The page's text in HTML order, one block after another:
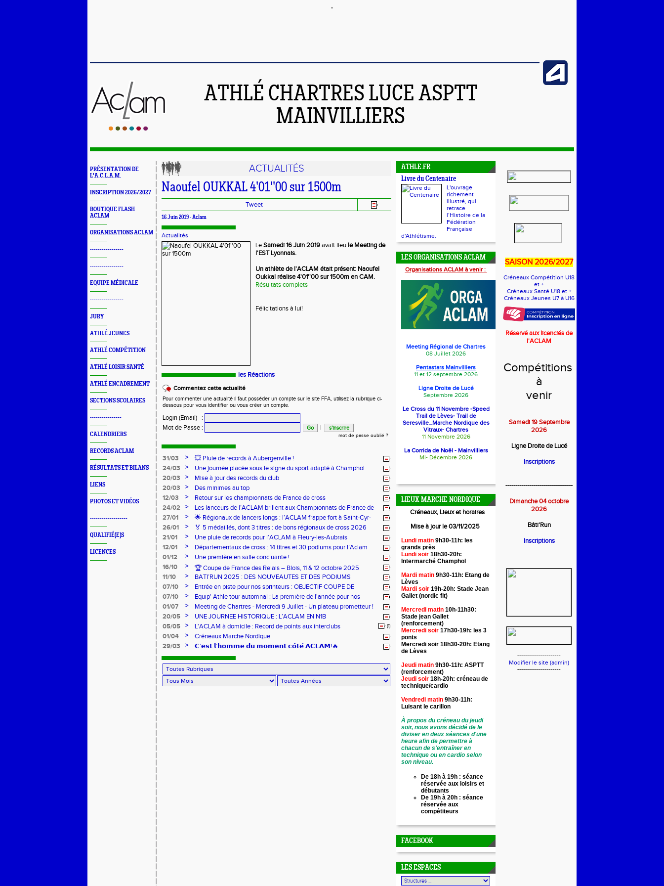
ATHLÉ CHARTRES LUCE ASPTT
MAINVILLIERS
PRÉSENTATION DE
L'A.C.L.A.M.
INSCRIPTION 2026/2027
BOUTIQUE FLASH
ACLAM
ORGANISATIONS ACLAM
-----------------
-----------------
EQUIPE MÉDICALE
-----------------
JURY
ATHLÉ JEUNES
ATHLÉ COMPÉTITION
ATHLÉ LOISIR SANTÉ
ATHLÉ ENCADREMENT
SECTIONS SCOLAIRES
----------------
CALENDRIERS
RECORDS ACLAM
RÉSULTATS ET BILANS
LIENS
PHOTOS ET VIDÉOS
-------------------
QUALIFIÉ(E)S
LICENCES
ACTUALITÉS
Naoufel OUKKAL 4'01''00 sur 1500m
Tweet
16 Juin 2019 -Aclam
Actualités
LeSamedi 16 Juin 2019avait lieu le Meeting de
l'EST Lyonnais.
Un athlète de l'ACLAM étaitprésent: Naoufel
Oukkal réalise 4'01''00sur 1500m en CAM.
Résultats complets
Félicitations à lui!
les Réactions
Commentez cette actualité
Pour commenter une actualité il faut posséder un compte sur le site FFA, utilisez la rubrique ci-
dessous pour vous identifier ou vous créer un compte.
Login (Email)
:
Mot de Passe : |
mot de passe oublié ?
31/03 >
💥 Pluie de records à Aubergenville !
24/03
>
Une journée placée sous le signe du sport adapté à Champhol
20/03
>
Mise à jour des records du club
20/03
>
Des minimes au top
12/03
>
Retour sur les championnats de France de cross
24/02
>
Les lanceurs de l’ACLAM brillent aux Championnats de France de
Lancers Longs à Nice
27/01 >
🌟 Régionaux de lancers longs : l’ACLAM frappe fort à Saint-Cyr-
sur-Loire
26/01 >
🏅 5 médaillés, dont 3 titres : de bons régionaux de cross 2026
pour l’Aclam !
21/01 >
Une pluie de records pour l’ACLAM à Fleury-les-Aubrais
12/01
>
Départementaux de cross : 14 titres et 30 podiums pour l’Aclam
01/12
>
Une première en salle concluante !
16/10
>
🏆 Coupe de France des Relais – Blois, 11 & 12 octobre 2025
11/10
>
BATI’RUN 2025 : DES NOUVEAUTES ET DES PODIUMS
07/10
>
Entrée en piste pour nos sprinteurs : OBJECTIF COUPE DE
FRANCE !
07/10 >
Equip' Athle tour automnal : La première de l'année pour nos
jeunes !
01/07 >
Meeting de Chartres - Mercredi 9 Juillet - Un plateau prometteur !
20/05
>
UNE JOURNEE HISTORIQUE : L’ACLAM EN N1B
05/05
> L'ACLAM à domicile : Record de points aux interclubs (1)
01/04 >
Créneaux Marche Nordique
29/03
> 𝗖’𝗲𝘀𝘁 𝗹’𝗵𝗼𝗺𝗺𝗲 𝗱𝘂 𝗺𝗼𝗺𝗲𝗻𝘁 𝗰𝗼̂𝘁𝗲́ 𝗔𝗖𝗟𝗔𝗠!🔥
ATHLE.FR
Livre du Centenaire
L'ouvrage
richement
illustré, qui
retrace
l’Histoire de la
Fédération
Française
d'Athlétisme.
LES ORGANISATIONS ACLAM
Organisations ACLAM à venir :
Meeting Régional de Chartres
08 Juillet 2026
Pentastars Mainvilliers
11 et 12 septembre 2026
Ligne Droite de Lucé
Septembre 2026
Le Cross du 11 Novembre -Speed
Trail de Lèves- Trail de
Seresville_Marche Nordique des
Vitraux- Chartres
11 Novembre 2026
La Corrida de Noël - Mainvilliers
Mi- Décembre 2026
LIEUX MARCHE NORDIQUE
Créneaux, Lieux et horaires
Mise à jour le 03/11/2025
Lundi matin 9h30-11h: les
grands près
Lundi soir 18h30-20h:
Intermarché Champhol
Mardi matin 9h30-11h: Etang de
Lèves
Mardi soir 19h-20h: Stade Jean
Gallet (nordic fit)
Mercredi matin 10h-11h30:
Stade jean Gallet
(renforcement)
Mercredi soir 17h30-19h: les 3
ponts
Mercredi soir 18h30-20h: Etang
de Lèves
Jeudi matin 9h30-11h: ASPTT
(renforcement)
Jeudi soir 18h-20h: créneau de
technique/cardio
Vendredi matin 9h30-11h:
Luisant le carillon
À propos du créneau du jeudi
soir, nous avons décidé de le
diviser en deux séances d'une
heure afin de permettre à
chacun de s'entraîner en
technique ou en cardio selon
son niveau.
De 18h à 19h : séance
réservée aux loisirs et
débutants
De 19h à 20h : séance
réservée aux
compétiteurs
FACEBOOK
LES ESPACES
SAISON 2026/2027
Créneaux Compétition U18
et +
Créneaux Santé U18 et +
Créneaux Jeunes U7 à U16
Réservé aux licenciés de
l'ACLAM
Compétitions
à
venir
Samedi 19 Septembre
2026
Ligne Droite de Lucé
Inscriptions
----------------------------------
Dimanche 04 octobre
2026
Bâti'Run
Inscriptions
----------------------
Modifier le site (admin)
----------------------